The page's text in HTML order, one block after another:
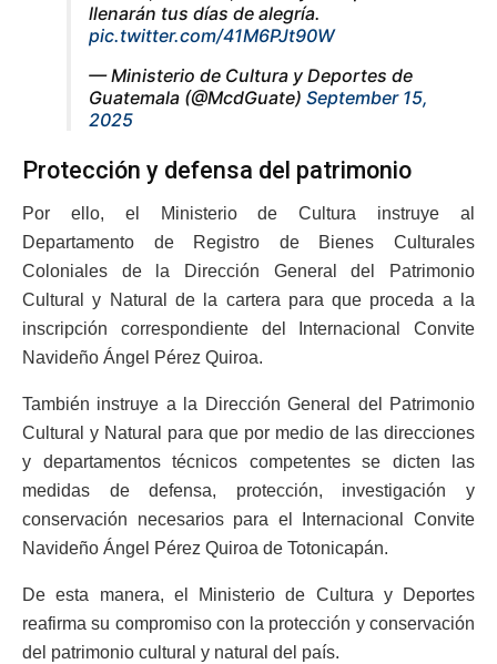
llenarán tus días de alegría.
pic.twitter.com/41M6PJt90W
— Ministerio de Cultura y Deportes de
Guatemala (@McdGuate) September 15,
2025
Protección y defensa del patrimonio
Por ello, el Ministerio de Cultura instruye al
Departamento de Registro de Bienes Culturales
Coloniales de la Dirección General del Patrimonio
Cultural y Natural de la cartera para que proceda a la
inscripción correspondiente del Internacional Convite
Navideño Ángel Pérez Quiroa.
También instruye a la Dirección General del Patrimonio
Cultural y Natural para que por medio de las direcciones
y departamentos técnicos competentes se dicten las
medidas de defensa, protección, investigación y
conservación necesarios para el Internacional Convite
Navideño Ángel Pérez Quiroa de Totonicapán.
De esta manera, el Ministerio de Cultura y Deportes
reafirma su compromiso con la protección y conservación
del patrimonio cultural y natural del país.